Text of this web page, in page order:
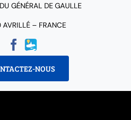
GÉNÉRAL DE GAULLE
– FRANCE
NOUS